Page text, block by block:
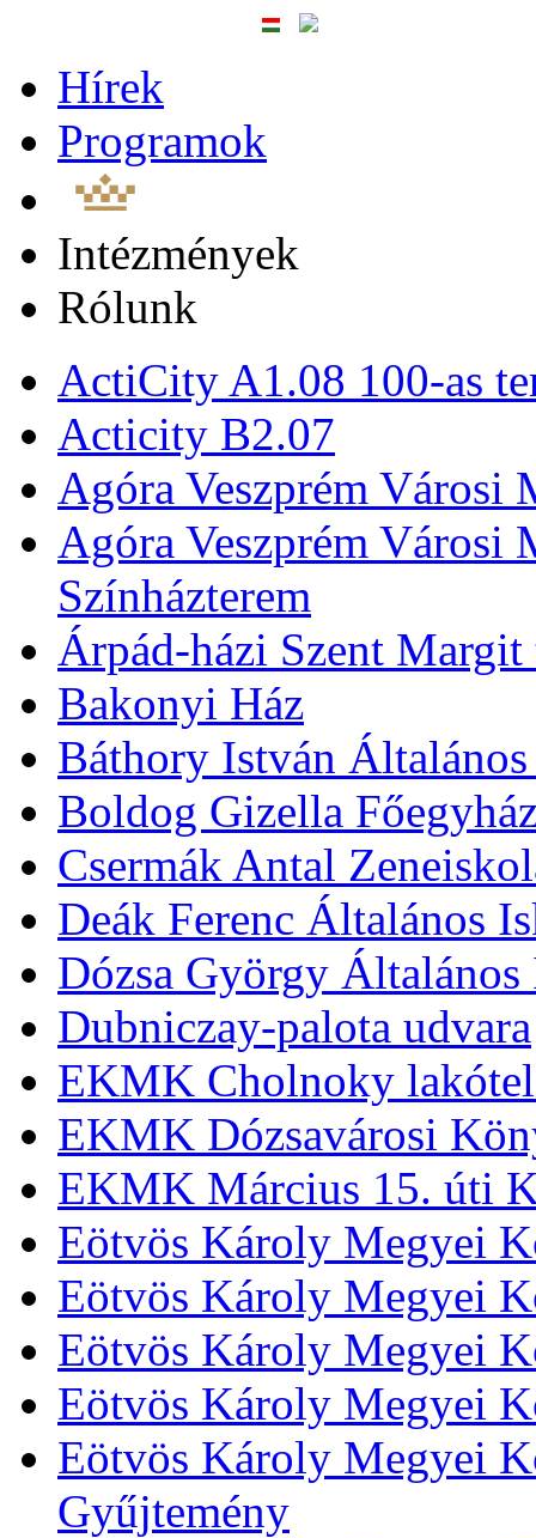
Hírek
Programok
Intézmények
Rólunk
ActiCity A1.08 100-as
Acticity B2.07
Agóra Veszprém Városi
Agóra Veszprém Városi
Színházterem
Árpád-házi Szent
Bakonyi Ház
Báthory István
Boldog Gizella
Csermák Antal
Deák Ferenc Általános
Dózsa György Általános
Dubniczay-palota udvara
EKMK Cholnoky
EKMK Dózsavárosi
EKMK Március 15. úti
Eötvös Károly Megyei
Eötvös Károly Megyei
Eötvös Károly Megyei
Eötvös Károly Megyei
Eötvös Károly Megyei
Gyűjtemény